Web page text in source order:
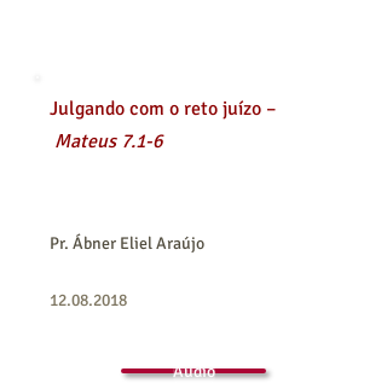
Julgando com o reto juízo –
Mateus 7.1-6
Pr. Ábner Eliel Araújo
12.08.2018
Áudio